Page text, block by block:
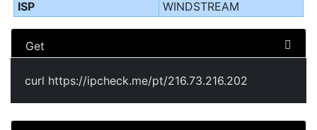
ISP
WINDSTREAM
Get
curl https://ipcheck.me/pt/216.73.216.202